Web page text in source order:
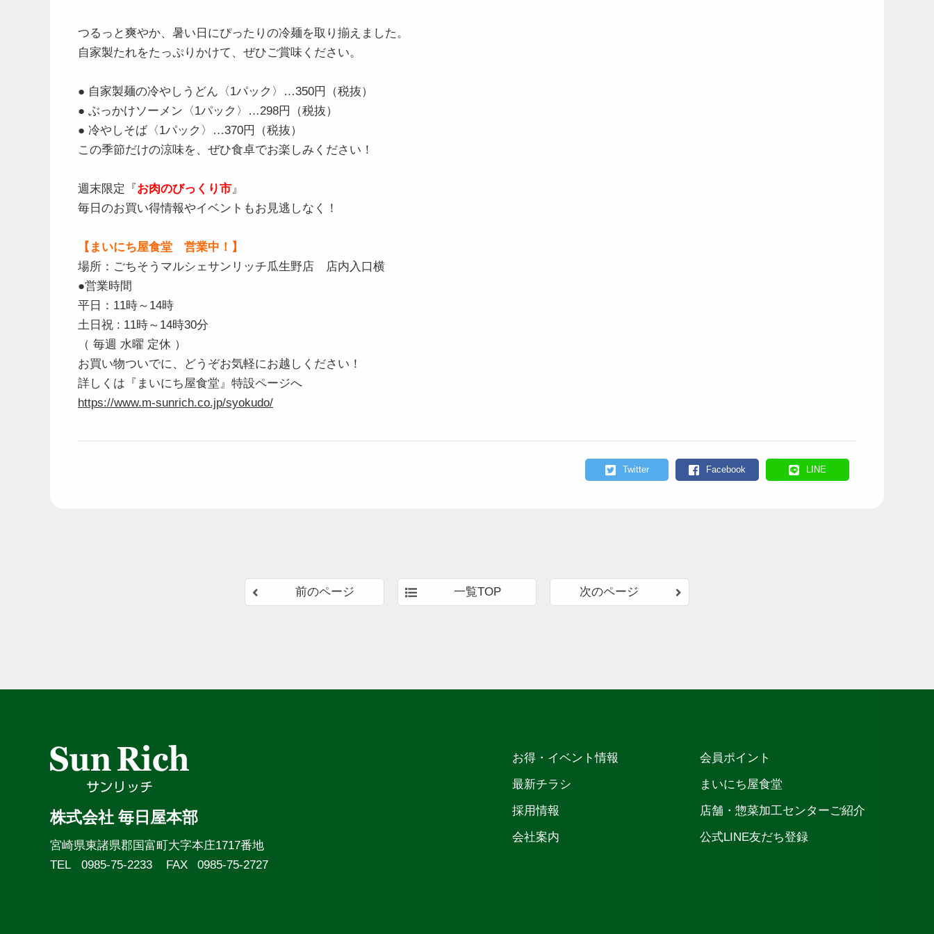
つるっと爽やか、暑い日にぴったりの冷麺を取り揃えました。
自家製たれをたっぷりかけて、ぜひご賞味ください。
● 自家製麺の冷やしうどん〈1パック〉…350円（税抜）
● ぶっかけソーメン〈1パック〉…298円（税抜）
● 冷やしそば〈1パック〉…370円（税抜）
この季節だけの涼味を、ぜひ食卓でお楽しみください！
週末限定『お肉のびっくり市』
毎日のお買い得情報やイベントもお見逃しなく！
【まいにち屋食堂 営業中！】
場所：ごちそうマルシェサンリッチ瓜生野店 店内入口横
●営業時間
平日：11時～14時
土日祝 : 11時～14時30分
（ 毎週 水曜 定休 ）
お買い物ついでに、どうぞお気軽にお越しください！
詳しくは『まいにち屋食堂』特設ページへ
https://www.m-sunrich.co.jp/syokudo/
Twitter Facebook LINE
前のページ 一覧TOP 次のページ
株式会社 毎日屋本部
宮崎県東諸県郡国富町大字本庄1717番地
TEL
0985-75-2233 FAX 0985-75-2727
お得・イベント情報
会員ポイント
最新チラシ
まいにち屋食堂
採用情報
店舗・惣菜加工センターご紹介
会社案内
公式LINE友だち登録